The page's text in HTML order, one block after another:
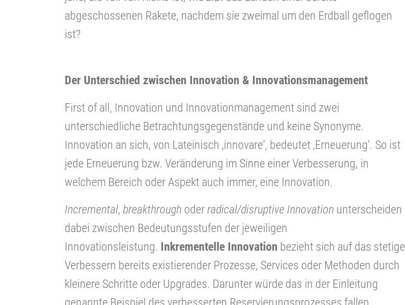
abgeschossenen Rakete, nachdem sie zweimal um den Erdball geflogen
ist?
Der Unterschied zwischen Innovation & Innovationsmanagement
First of all, Innovation und Innovationmanagement sind zwei
unterschiedliche Betrachtungsgegenstände und keine Synonyme.
Innovation an sich, von Lateinisch ‚innovare‘, bedeutet ‚Erneuerung‘. So ist
jede Erneuerung bzw. Veränderung im Sinne einer Verbesserung, in
welchem Bereich oder Aspekt auch immer, eine Innovation.
Incremental, breakthrough oderradical/disruptive Innovation unterscheiden
dabei zwischen Bedeutungsstufen der jeweiligen
Innovationsleistung. Inkrementelle Innovation bezieht sich auf das stetige
Verbessern bereits existierender Prozesse, Services oder Methoden durch
kleinere Schritte oder Upgrades. Darunter würde das in der Einleitung